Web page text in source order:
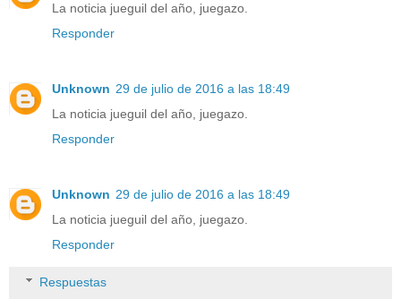
La noticia jueguil del año, juegazo.
Responder
Unknown 29 de julio de 2016 a las 18:49
La noticia jueguil del año, juegazo.
Responder
Unknown 29 de julio de 2016 a las 18:49
La noticia jueguil del año, juegazo.
Responder
Respuestas